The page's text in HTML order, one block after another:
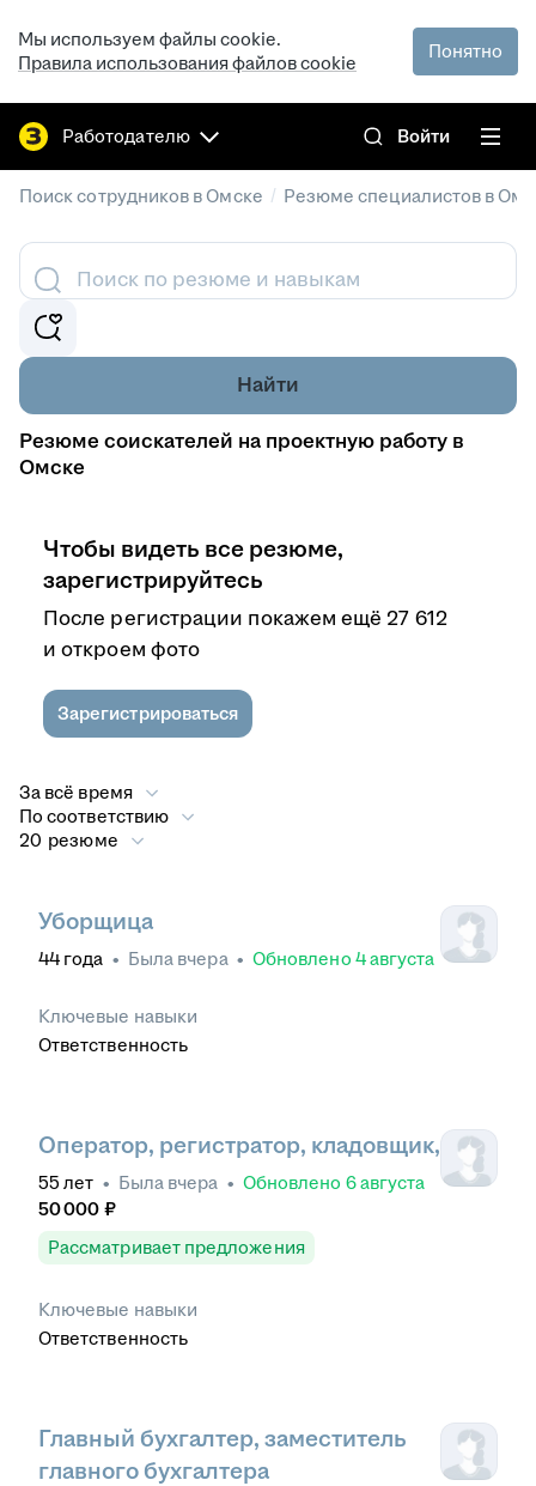
Мы используем файлы cookie.
Правила использования файлов cookie
Понятно
Работодателю Войти
Поиск сотрудников в Омске / Резюме специалистов в
Поиск по резюме и навыкам
Найти
Резюме соискателей на проектную работу в
Омске
Чтобы видеть все резюме,
зарегистрируйтесь
После регистрации покажем ещё 27 612
и откроем фото
Зарегистрироваться
За всё время
По соответствию
20 резюме
Уборщица
44 года • Была вчера • Обновлено 4 августа
Ключевые навыки
Ответственность
Оператор, регистратор, кладовщик,
55 лет • Была вчера • Обновлено 6 августа
50 000 ₽
Рассматривает предложения
Ключевые навыки
Ответственность
Главный бухгалтер, заместитель
главного бухгалтера